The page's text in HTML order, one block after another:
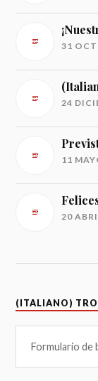
31
24
11
20
(ITALIANO)